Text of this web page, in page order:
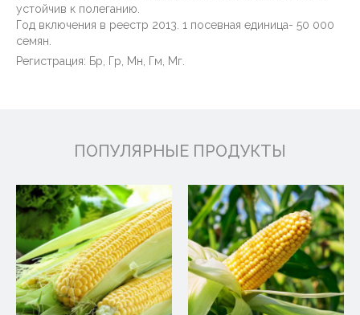
устойчив к полеганию.
Год включения в реестр 2013. 1 посевная единица- 50 000
семян.
Регистрация: Бр, Гр, Мн, Гм, Мг.
ПОПУЛЯРНЫЕ ПРОДУКТЫ